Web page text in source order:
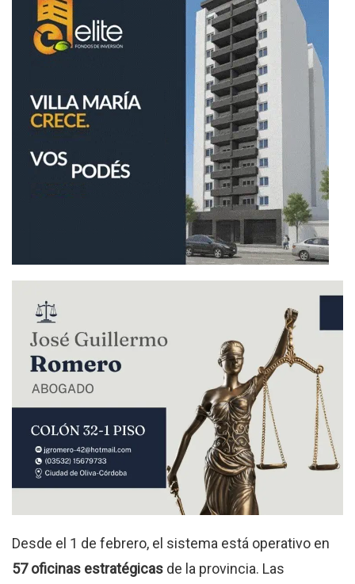
Desde el 1 de febrero, el sistema está operativo en
57 oficinas estratégicas de la provincia. Las